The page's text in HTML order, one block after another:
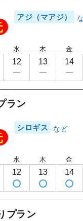
アジ（マアジ）
水
12
木
13
金
14
ラン
シロギス
水
12
木
13
金
14
プラン